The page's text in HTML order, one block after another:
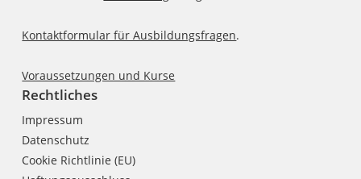
Kontaktformular für Ausbildungsfragen.
Voraussetzungen und Kurse
Rechtliches
Impressum
Datenschutz
Cookie Richtlinie (EU)